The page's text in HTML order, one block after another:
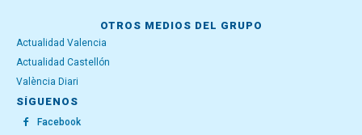
OTROS MEDIOS DEL GRUPO
Actualidad Valencia
Actualidad Castellón
València Diari
SÍGUENOS
Facebook